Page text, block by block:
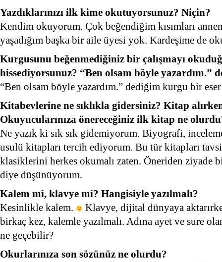
Yazdıklarınızı ilk kime okutuyorsunuz? Niçin?
Kendim okuyorum. Çok beğendiğim kısımları
yaşadığım başka bir aile üyesi yok. Kardeşime de
Kurgusunu beğenmediğiniz bir çalışmayı
hissediyorsunuz? “Ben olsam böyle yazardım.”
“Ben olsam böyle yazardım.” dediğim kurgu bir
Kitabevlerine ne sıklıkla gidersiniz? Kitap
Okuyucularınıza önereceğiniz ilk kitap ne
Ne yazık ki sık sık gidemiyorum. Biyografi,
usulü kitapları tercih ediyorum. Bu tür kitapları
klasiklerini herkes okumalı zaten. Öneriden ziyade
diye düşünüyorum.
Kalem mi, klavye mi? Hangisiyle yazılmalı?
Kesinlikle kalem.
Klavye, dijital dünyaya
birkaç kez, kalemle yazılmalı. Adına ayet ve sure
ne geçebilir?
Okurlarınıza son sözünüz ne olurdu?